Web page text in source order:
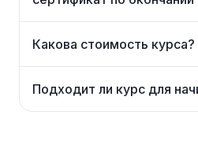
Какова стоимость курса?
Подходит ли курс для